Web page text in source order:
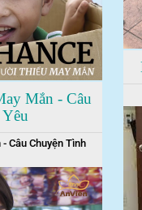
Mắn - Câu
Câu Chuyện Tình